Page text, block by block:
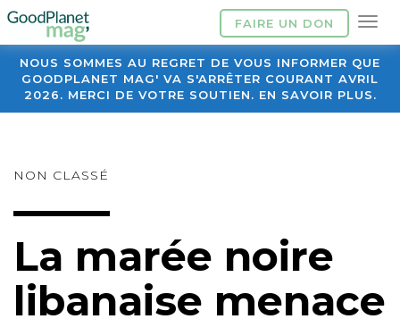
FAIRE UN DON
NOUS SOMMES AU REGRET DE VOUS INFORMER QUE
GOODPLANET MAG' VA S'ARRÊTER COURANT AVRIL
2026. MERCI DE VOTRE SOUTIEN. EN SAVOIR PLUS.
NON CLASSÉ
La marée noire
libanaise menace